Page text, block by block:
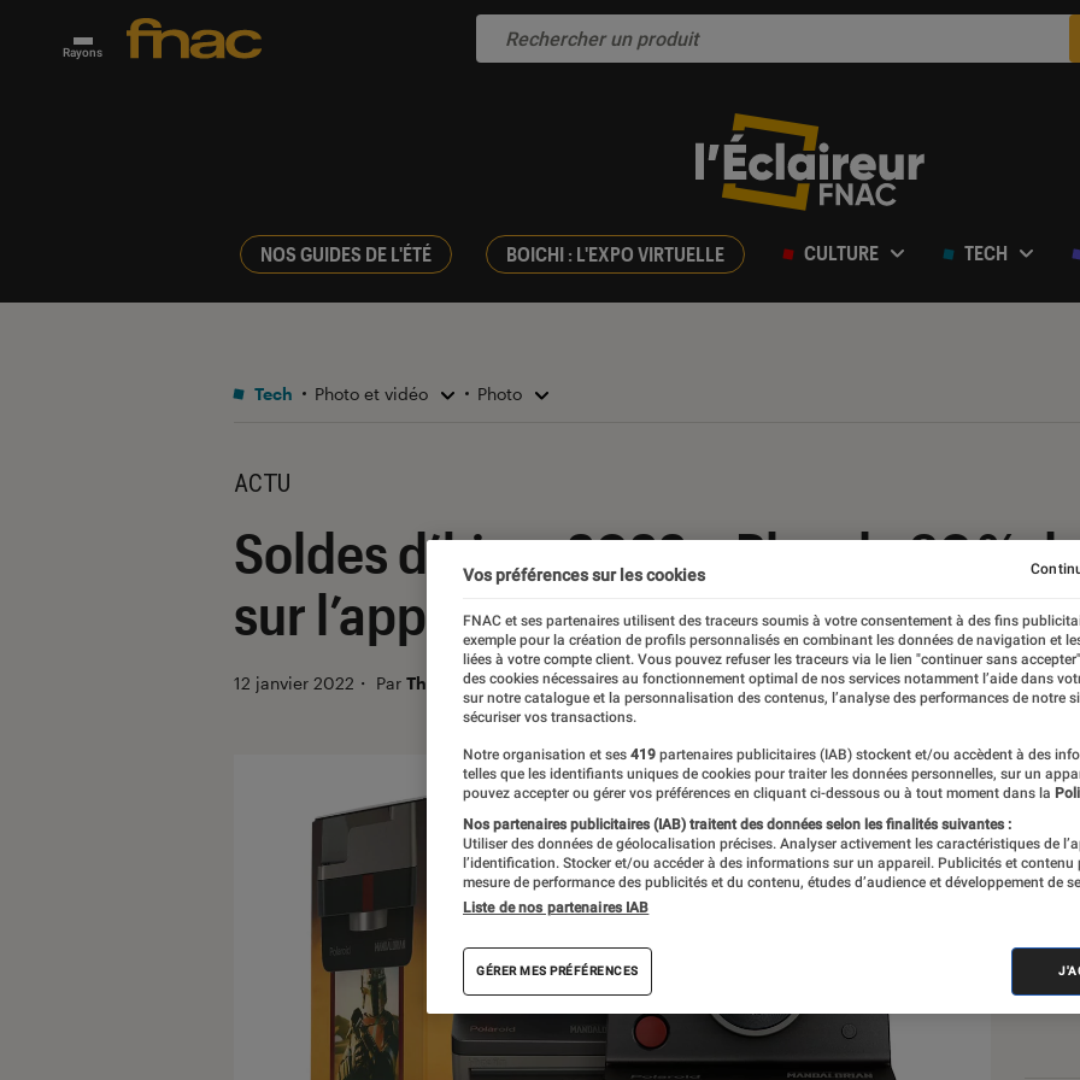
Rayons
NOS GUIDES DE L'ÉTÉ BOICHI : L'EXPO VIRTUELLE CULTURE TECH
Tech Photo et vidéo Photo
ACTU
Soldes d’hiver 2022 – Plus de 30 %
sur l’appareil photo instantané
12 janvier 2022 ・ Par Thomas Estimbre
Vos préférences sur les cookies
FNAC et ses partenaires utilisent des traceurs soumis à votre consentement à des fins
exemple pour la création de profils personnalisés en combinant les données de navigation et
liées à votre compte client. Vous pouvez refuser les traceurs via le lien "continuer sans
des cookies nécessaires au fonctionnement optimal de nos services notamment l’aide dans
sur notre catalogue et la personnalisation des contenus, l’analyse des performances de notre
sécuriser vos transactions.
Notre organisation et ses 419 partenaires publicitaires (IAB) stockent et/ou accèdent à des
telles que les identifiants uniques de cookies pour traiter les données personnelles, sur un
pouvez accepter ou gérer vos préférences en cliquant ci-dessous ou à tout moment dans la
Nos partenaires publicitaires (IAB) traitent des données selon les finalités suivantes :
Utiliser des données de géolocalisation précises. Analyser activement les caractéristiques de
l’identification. Stocker et/ou accéder à des informations sur un appareil. Publicités et contenu
mesure de performance des publicités et du contenu, études d’audience et développement de
Liste de nos partenaires IAB
GÉRER MES PRÉFÉRENCES